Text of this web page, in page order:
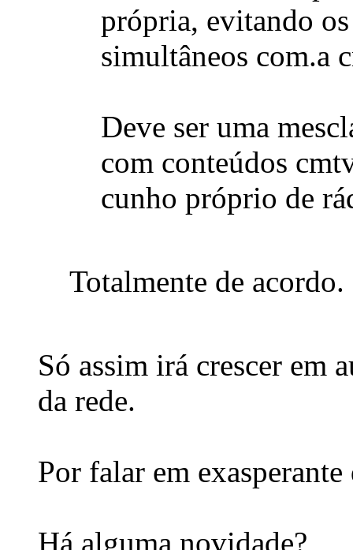
própria, evitando
simultâneos com.a
Deve ser uma
com conteúdos
cunho próprio de
Totalmente de acordo.
Só assim irá crescer em
da rede.
Por falar em exasperante
Há alguma novidade?